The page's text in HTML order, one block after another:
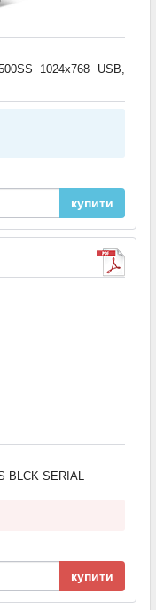
1024x768 USB,
купити
BLCK SERIAL
купити